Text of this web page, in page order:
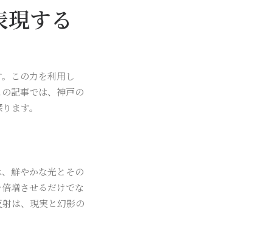
する
この力を利用し
記事では、神戸の
ます。
鮮やかな光とその
増させるだけでな
は、現実と幻影の